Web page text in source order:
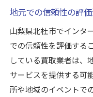
地元での信頼性の評
山梨県北杜市でインタ
での信頼性を評価する
している買取業者は、
サービスを提供する可
所や地域のイベントで